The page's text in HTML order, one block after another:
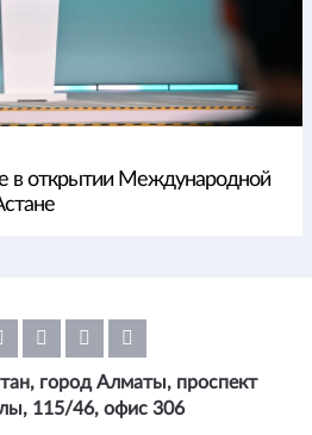
в открытии Международной
город Алматы, проспект
115/46, офис 306